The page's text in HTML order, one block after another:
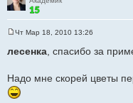
о
е
н
и
Чт Мар 18, 2010 13:26
лесенка , спасибо за
Надо мне скорей цветы